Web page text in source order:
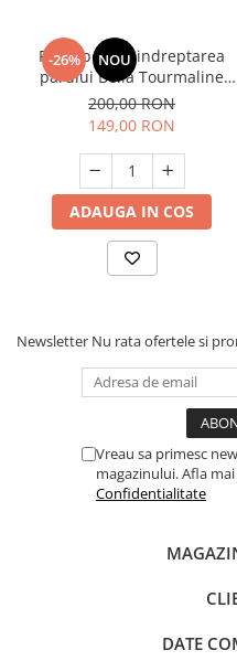
-26% NOU
Placa pentru indreptarea
parului Bella Tourmaline
Red Ion
200,00 RON
149,00 RON
ADAUGA IN COS
Newsletter Nu rata ofertele si
Vreau sa primesc
magazinului. Afla
Confidentialitate
DATE